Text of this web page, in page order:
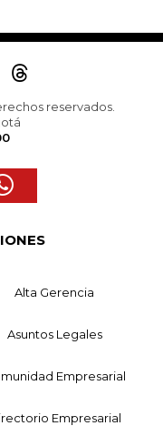
reservados.
Alta Gerencia
Asuntos Legales
Empresarial
Empresarial